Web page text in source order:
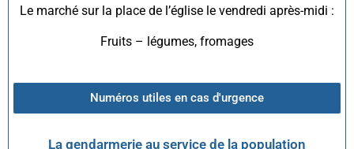
Le marché sur la place de l’église le vendredi après-midi :
Fruits – légumes, fromages
Numéros utiles en cas d'urgence
La gendarmerie au service de la population